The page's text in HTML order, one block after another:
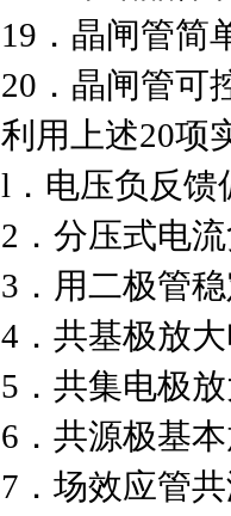
19．晶闸管简
20．晶闸管可
利用上述20项
l．电压负
2．分压式电
3．用二
4．共基
5．共集
6．共源
7．场效应